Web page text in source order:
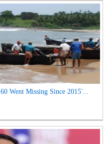
Went Missing Since 2015'...